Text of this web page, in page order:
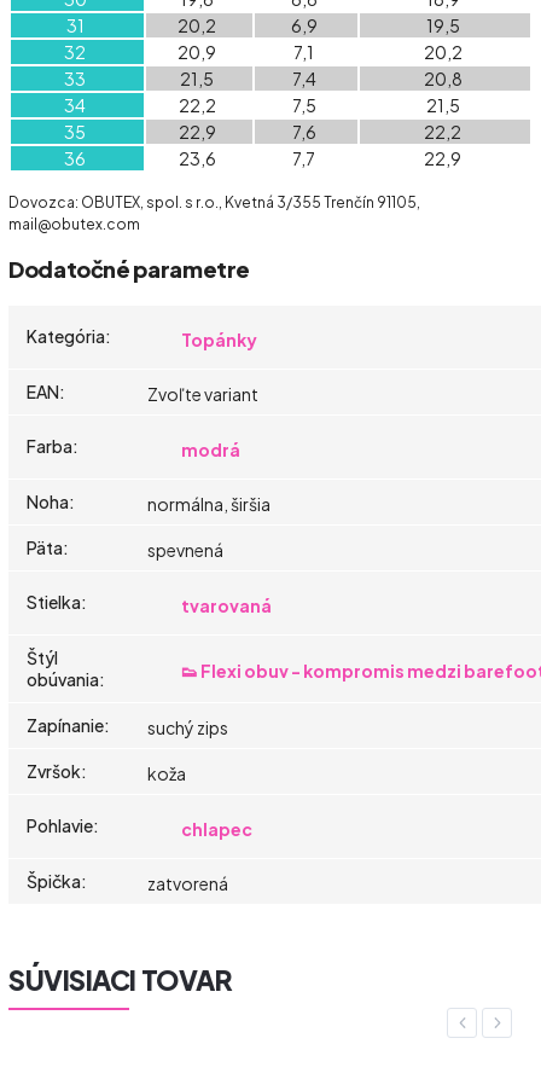
31
20,2 6,9
19,5
32
20,9 7,1
20,2
33
21,5 7,4
20,8
34
22,2 7,5
21,5
35
22,9 7,6
22,2
36
23,6 7,7 22,9
Dovozca: OBUTEX, spol. s r.o., Kvetná 3/355 Trenčín 91105,
mail@obutex.com
Dodatočné parametre
Kategória: Topánky
EAN: Zvoľte variant
Farba: modrá
Noha:
normálna, širšia
Päta: spevnená
Stielka: tvarovaná
Štýl
obúvania: 👟 Flexi obuv - kompromis medzi
Zapínanie:
suchý zips
Zvršok: koža
Pohlavie: chlapec
Špička: zatvorená
SÚVISIACI TOVAR
Previous
Next